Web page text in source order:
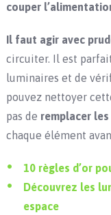
couper
Il faut agir avec
circuiter. Il est
luminaires et de
pouvez nettoyer
pas de remplacer
chaque élément
10 règles d’or
Découvrez les
espace